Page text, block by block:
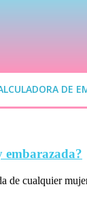
DE
embarazada?
de cualquier